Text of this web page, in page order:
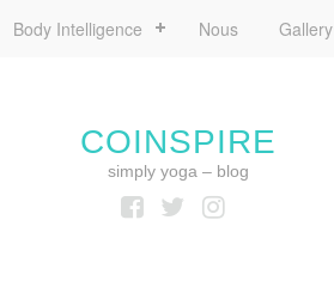
Body Intelligence Nous Gallery
COINSPIRE
simply yoga – blog